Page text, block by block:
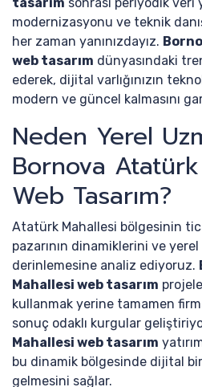
modernizasyonu ve teknik
her zaman yanınızdayız.
web tasarım dünyasındaki
ederek, dijital varlığınızın
modern ve güncel kalmasını
Neden Yerel
Bornova
Web Tasarım?
Atatürk Mahallesi bölgesinin
pazarının dinamiklerini ve
derinlemesine analiz ediyoruz.
Mahallesi web tasarım
kullanmak yerine tamamen
sonuç odaklı kurgular
Mahallesi web tasarım
bu dinamik bölgesinde dijital
gelmesini sağlar.